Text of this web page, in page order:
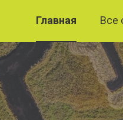
Главная Все